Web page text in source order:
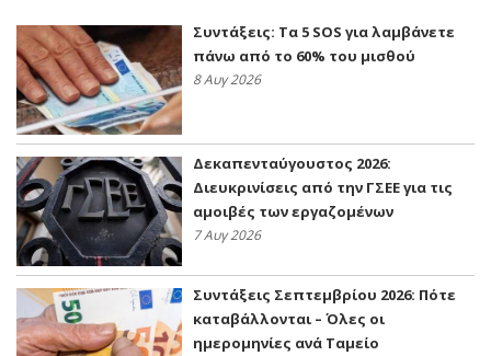
Συντάξεις: Τα 5 SOS για λαμβάνετε
πάνω από το 60% του μισθού
8 Αυγ 2026
Δεκαπενταύγουστος 2026:
Διευκρινίσεις από την ΓΣΕΕ για τις
αμοιβές των εργαζομένων
7 Αυγ 2026
Συντάξεις Σεπτεμβρίου 2026: Πότε
καταβάλλονται – Όλες οι
ημερομηνίες ανά Ταμείο